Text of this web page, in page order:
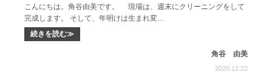
こんにちは。角谷由美です。 現場は、週末にクリーニングをして
完成します。 そして、年明けは生まれ変…
続きを読む≫
角谷 由美
2020.12.22